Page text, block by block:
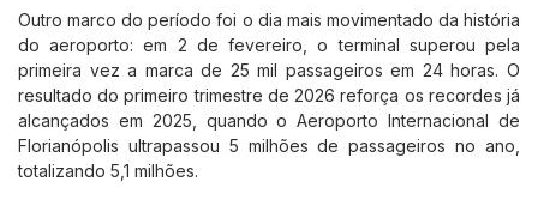
Comercial
Espaço para Eventos
Floripa Datacenter
SOBRE FLORIPA AIRPORT
Outro marco do período foi o dia mais movimentado da história
do aeroporto: em 2 de fevereiro, o terminal superou pela
primeira vez a marca de 25 mil passageiros em 24 horas. O
resultado do primeiro trimestre de 2026 reforça os recordes já
alcançados em 2025, quando o Aeroporto Internacional de
Florianópolis ultrapassou 5 milhões de passageiros no ano,
totalizando 5,1 milhões.